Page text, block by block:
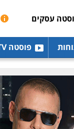
עסקים
פוסטה TV